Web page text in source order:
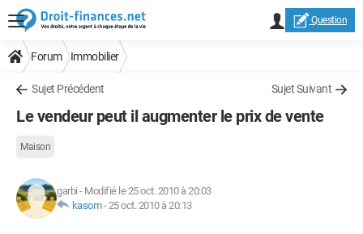
Question
Forum Immobilier
Sujet Précédent Sujet Suivant
Le vendeur peut il augmenter le prix de vente
Maison
garbi - Modifié le 25 oct. 2010 à 20:03
kasom-25 oct. 2010 à 20:13